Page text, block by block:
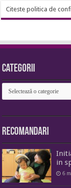
Citeste politica de
Categorii
Categorii
Recomandari
in
6